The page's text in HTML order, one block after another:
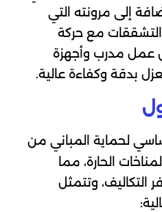
إلى مرونته التي
مع حركة
عمل مدرب وأجهزة
بدقة وكفاءة عالية.
لحماية المباني من
الحارة، مما
التكاليف، وتتمثل